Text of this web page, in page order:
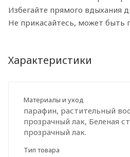
Избегайте прямого вдыхания
Не прикасайтесь, может быть
Характеристики
Материалы и уход
парафин, растительный
прозрачный лак, Беленая
прозрачный лак.
Тип товара